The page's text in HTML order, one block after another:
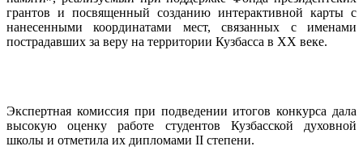
грантов и посвященный созданию интерактивной карты с
нанесенными координатами мест, связанных с именами
пострадавших за веру на территории Кузбасса в XX веке.
Экспертная комиссия при подведении итогов конкурса дала
высокую оценку работе студентов Кузбасской духовной
школы и отметила их дипломами II степени.